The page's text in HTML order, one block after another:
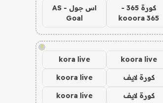
كورة 365 -
kooora 365
اس جول - AS
Goal
!
koora live
kora live
كورة لايف koora live
كورة لايف koora live